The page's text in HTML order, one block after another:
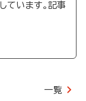
ています。記事
一覧